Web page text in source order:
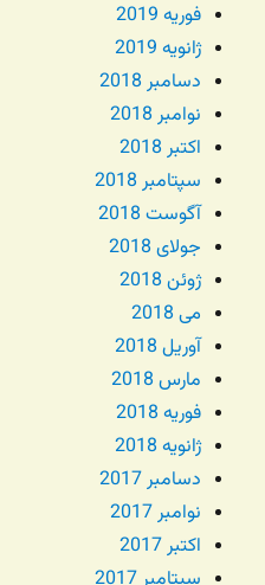
فوریه 2019
ژانویه 2019
دسامبر 2018
نوامبر 2018
اکتبر 2018
سپتامبر 2018
آگوست 2018
جولای 2018
ژوئن 2018
می 2018
آوریل 2018
مارس 2018
فوریه 2018
ژانویه 2018
دسامبر 2017
نوامبر 2017
اکتبر 2017